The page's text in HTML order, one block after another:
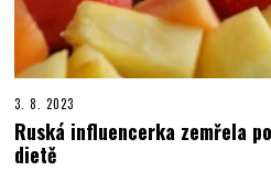
3. 8. 2023
Ruská influencerka zemřela
dietě